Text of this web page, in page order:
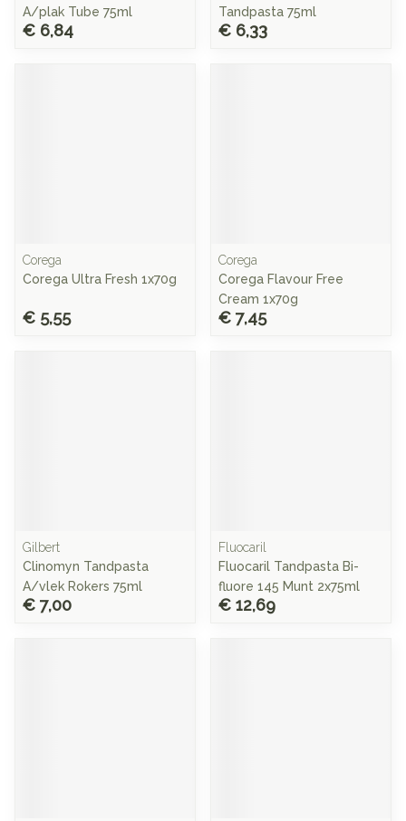
A/plak Tube 75ml
€ 6,84
Tandpasta 75ml
€ 6,33
Corega
Corega Ultra Fresh 1x70g
€ 5,55
Corega
Corega Flavour Free
Cream 1x70g
€ 7,45
Gilbert
Clinomyn Tandpasta
A/vlek Rokers 75ml
€ 7,00
Fluocaril
Fluocaril Tandpasta Bi-
fluore 145 Munt 2x75ml
€ 12,69